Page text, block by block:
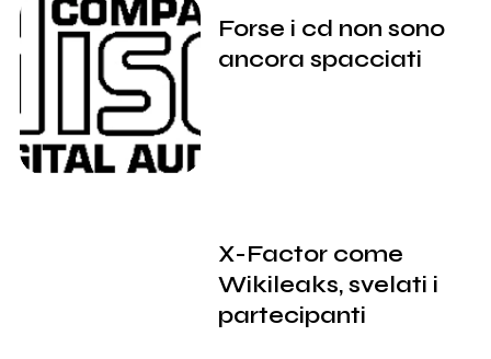
Forse i cd non sono
ancora spacciati
X-Factor come
Wikileaks, svelati i
partecipanti